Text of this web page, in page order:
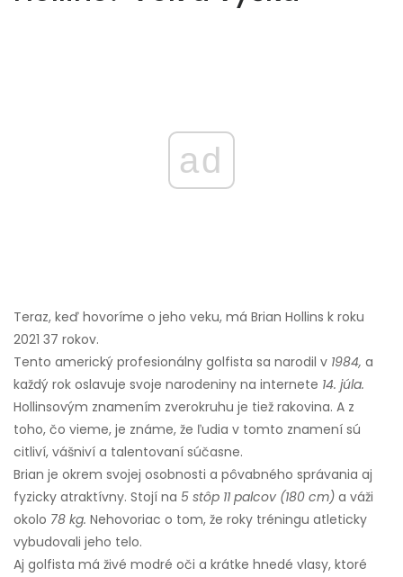
ad
Teraz, keď hovoríme o jeho veku, má Brian Hollins k roku
2021 37 rokov.
Tento americký profesionálny golfista sa narodil v 1984, a
každý rok oslavuje svoje narodeniny na internete 14. júla.
Hollinsovým znamením zverokruhu je tiež rakovina. A z
toho, čo vieme, je známe, že ľudia v tomto znamení sú
citliví, vášniví a talentovaní súčasne.
Brian je okrem svojej osobnosti a pôvabného správania aj
fyzicky atraktívny. Stojí na 5 stôp 11 palcov (180 cm) a váži
okolo 78 kg. Nehovoriac o tom, že roky tréningu atleticky
vybudovali jeho telo.
Aj golfista má živé modré oči a krátke hnedé vlasy, ktoré